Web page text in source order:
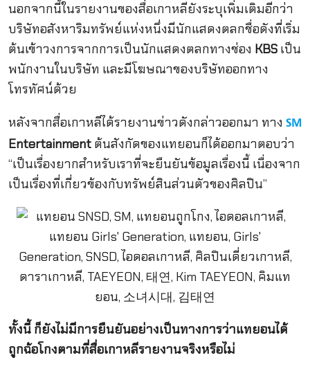
นอกจากนี้ในรายงานของสื่อเกาหลียังระบุเพิ่มเติมอีกว่า
บริษัทอสังหาริมทรัพย์แห่งหนึ่งมีนักแสดงตลกชื่อดังที่เริ่ม
ต้นเข้าวงการจากการเป็นนักแสดงตลกทางช่อง KBSเป็น
พนักงานในบริษัท และมีโฆษณาของบริษัทออกทาง
โทรทัศน์ด้วย
หลังจากสื่อเกาหลีได้รายงานข่าวดังกล่าวออกมา ทาง SM
Entertainmentต้นสังกัดของแทยอนก็ได้ออกมาตอบว่า
“เป็นเรื่องยากสำหรับเราที่จะยืนยันข้อมูลเรื่องนี้ เนื่องจาก
เป็นเรื่องที่เกี่ยวข้องกับทรัพย์สินส่วนตัวของศิลปิน”
ทั้งนี้ ก็ยังไม่มีการยืนยันอย่างเป็นทางการว่าแทยอนได้
ถูกฉ้อโกงตามที่สื่อเกาหลีรายงานจริงหรือไม่